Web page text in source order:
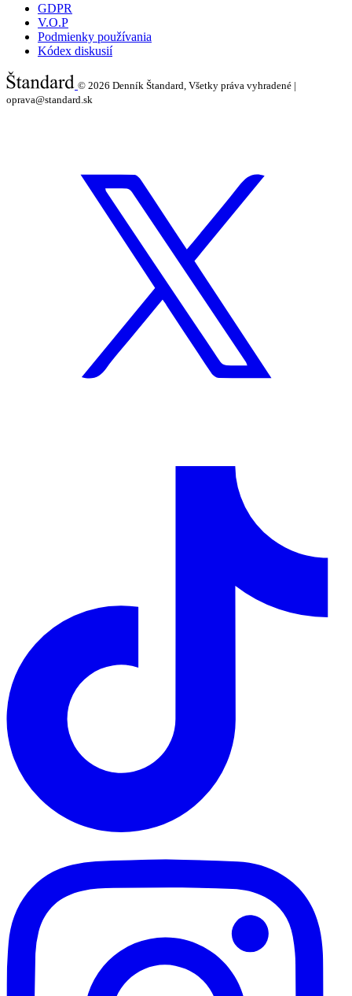
GDPR
V.O.P
Podmienky používania
Kódex diskusií
© 2026 Denník Štandard, Všetky práva vyhradené |
oprava@standard.sk